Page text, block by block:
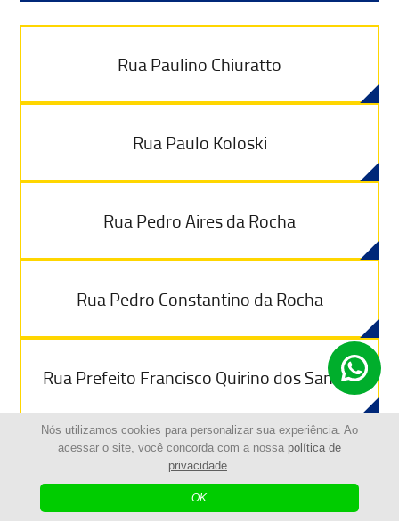
Nós utilizamos cookies para personalizar sua experiência. Ao
acessar o site, você concorda com a nossa política de
privacidade.
OK
Rua Paulino Chiuratto
Rua Paulo Koloski
Rua Pedro Aires da Rocha
Rua Pedro Constantino da Rocha
Rua Prefeito Francisco Quirino dos Santos
R